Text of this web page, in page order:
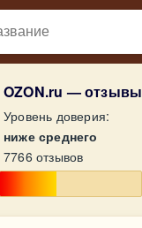
OZON.ru — отзывы
Уровень доверия:
ниже среднего
7766 отзывов